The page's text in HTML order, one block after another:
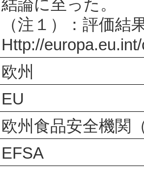
結論に至った。
（注１）：評価
Http://
欧州
EU
欧州食品安全機関
EFSA